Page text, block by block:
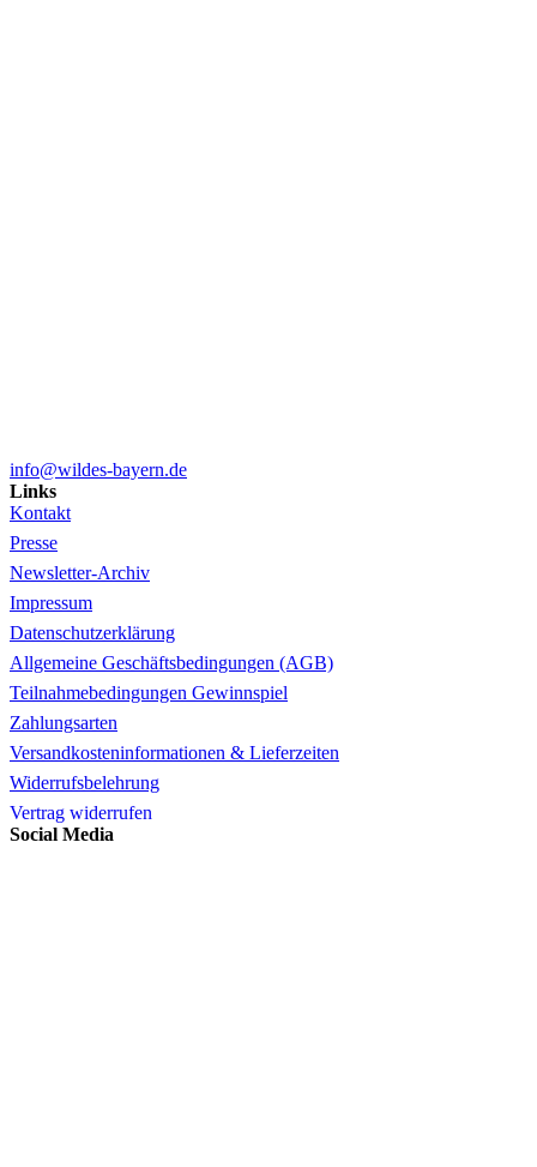
info@wildes-bayern.de
Links
Kontakt
Presse
Newsletter-Archiv
Impressum
Datenschutzerklärung
Allgemeine Geschäftsbedingungen (AGB)
Teilnahmebedingungen Gewinnspiel
Zahlungsarten
Versandkosteninformationen & Lieferzeiten
Widerrufsbelehrung
Vertrag widerrufen
Social Media